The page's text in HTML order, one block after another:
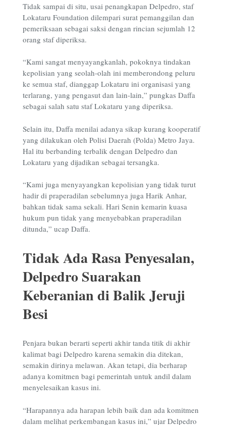
Tidak sampai di situ, usai penangkapan Delpedro, staf
Lokataru Foundation dilempari surat pemanggilan dan
pemeriksaan sebagai saksi dengan rincian sejumlah 12
orang staf diperiksa.
“Kami sangat menyayangkanlah, pokoknya tindakan
kepolisian yang seolah-olah ini memberondong peluru
ke semua staf, dianggap Lokataru ini organisasi yang
terlarang, yang pengasut dan lain-lain,” pungkas Daffa
sebagai salah satu staf Lokataru yang diperiksa.
Selain itu, Daffa menilai adanya sikap kurang kooperatif
yang dilakukan oleh Polisi Daerah (Polda) Metro Jaya.
Hal itu berbanding terbalik dengan Delpedro dan
Lokataru yang dijadikan sebagai tersangka.
“Kami juga menyayangkan kepolisian yang tidak turut
hadir di praperadilan sebelumnya juga Harik Anhar,
bahkan tidak sama sekali. Hari Senin kemarin kuasa
hukum pun tidak yang menyebabkan praperadilan
ditunda,” ucap Daffa.
Tidak Ada Rasa Penyesalan,
Delpedro Suarakan
Keberanian di Balik Jeruji
Besi
Penjara bukan berarti seperti akhir tanda titik di akhir
kalimat bagi Delpedro karena semakin dia ditekan,
semakin dirinya melawan. Akan tetapi, dia berharap
adanya komitmen bagi pemerintah untuk andil dalam
menyelesaikan kasus ini.
“Harapannya ada harapan lebih baik dan ada komitmen
dalam melihat perkembangan kasus ini,” ujar Delpedro